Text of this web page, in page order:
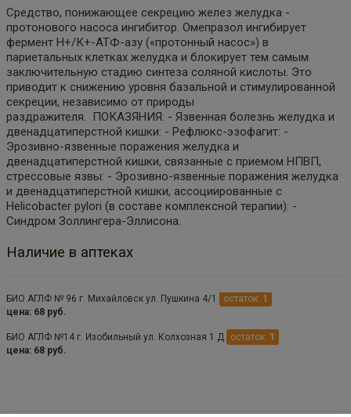
Средство, понижающее секрецию желез желудка -
протонового насоса ингибитор. Омепразол ингибирует
фермент Н+/К+-АТФ-азу («протонный насос») в
париетальных клетках желудка и блокирует тем самым
заключительную стадию синтеза соляной кислоты. Это
приводит к снижению уровня базальной и стимулированной
секреции, независимо от природы
раздражителя. ПОКАЗЯНИЯ: - Язвенная болезнь желудка и
двенадцатиперстной кишки: - Рефлюкс-эзофагит: -
Эрозивно-язвенные поражения желудка и
двенадцатиперстной кишки, связанные с приемом НПВП,
стрессовые язвы: - Эрозивно-язвенные поражения желудка
и двенадцатиперстной кишки, ассоциированные с
Helicobacter pylori (в составе комплексной терапии): -
Синдром Золлингера-Эллисона.
Наличие в аптеках
БИО АГЛФ № 96 г. Михайловск ул. Пушкина 4/1 остаток: 1
цена: 68 руб.
БИО АГЛФ №14 г. Изобильный ул. Колхозная 1 Д остаток: 1
цена: 68 руб.